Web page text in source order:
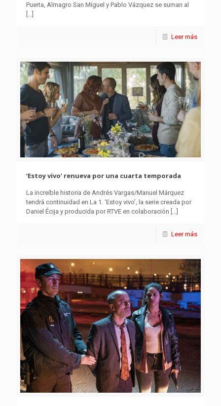
Puerta, Almagro San Miguel y Pablo Vázquez se suman al
[…]
Leer más
‘Estoy vivo’ renueva por una cuarta temporada
La increíble historia de Andrés Vargas/Manuel Márquez
tendrá continuidad en La 1. ‘Estoy vivo’, la serie creada por
Daniel Écija y producida por RTVE en colaboración […]
Leer más